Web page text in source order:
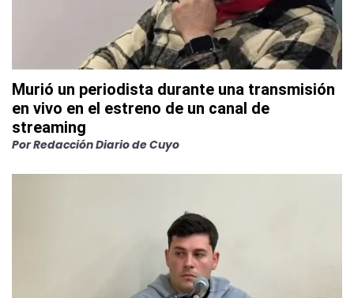
Murió un periodista durante una transmisión
en vivo en el estreno de un canal de
streaming
PorRedacción Diario de Cuyo